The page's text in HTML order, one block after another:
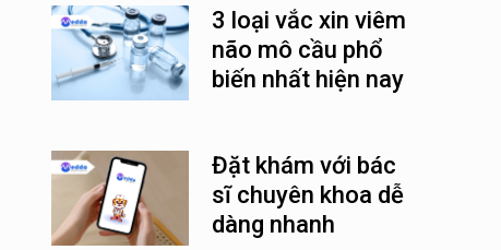
3 loại vắc xin viêm
não mô cầu phổ
biến nhất hiện nay
Đặt khám với bác
sĩ chuyên khoa dễ
dàng nhanh